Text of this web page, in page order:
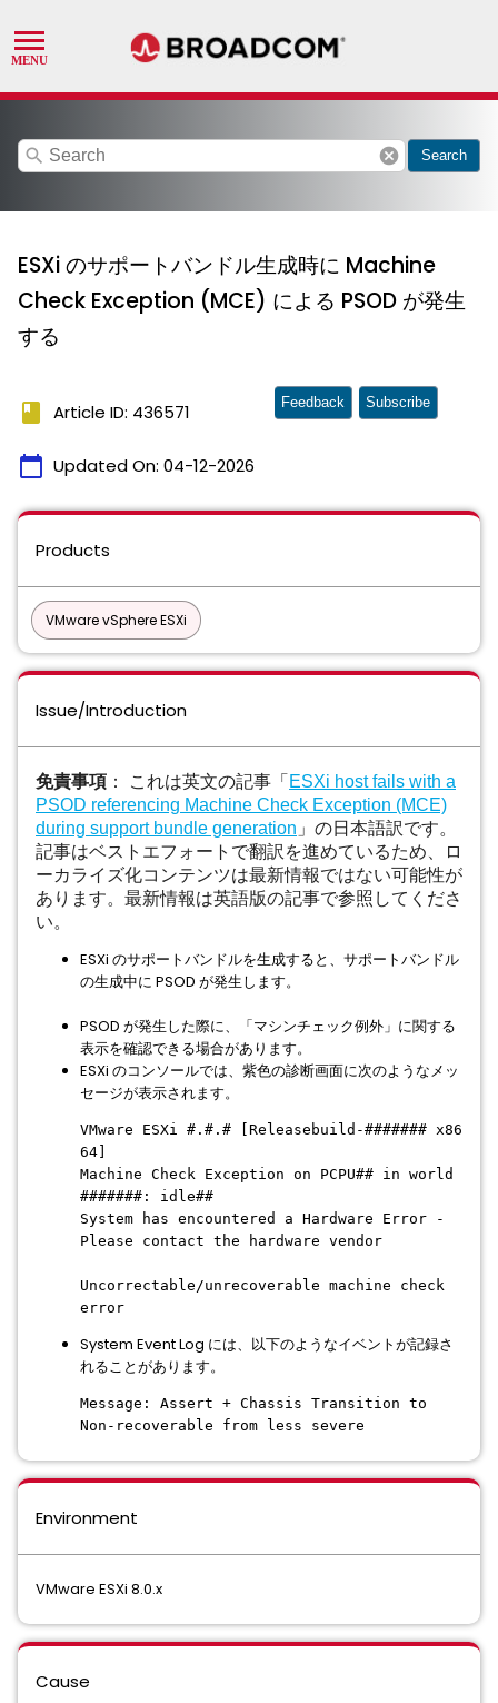
search cancel Search
ESXi のサポートバンドル生成時に Machine
Check Exception (MCE) による PSOD が発生
する
book Article ID: 436571
calendar_today Updated On: 04-12-2026
Feedback Subscribe
Products
VMware vSphere ESXi
Issue/Introduction
免責事項 ： これは英文の記事「 ESXi host fails with a
PSOD referencing Machine Check Exception (MCE)
during support bundle generation 」の日本語訳です。
記事はベストエフォートで翻訳を進めているため、ロ
ーカライズ化コンテンツは最新情報ではない可能性が
あります。最新情報は英語版の記事で参照してくださ
い。
ESXi のサポートバンドルを生成すると、サポートバンドル
の生成中に PSOD が発生します。
PSOD が発生した際に、「マシンチェック例外」に関する
表示を確認できる場合があります。
ESXi のコンソールでは、紫色の診断画面に次のようなメッ
セージが表示されます。
VMware ESXi #.#.# [Releasebuild-####### x86
64]
Machine Check Exception on PCPU## in world
#######: idle##
System has encountered a Hardware Error -
Please contact the hardware vendor
Uncorrectable/unrecoverable machine check
error
System Event Log には、以下のようなイベントが記録さ
れることがあります。
Message: Assert + Chassis Transition to
Non-recoverable from less severe
Environment
VMware ESXi 8.0.x
Cause